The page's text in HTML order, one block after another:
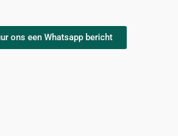
ons een Whatsapp bericht